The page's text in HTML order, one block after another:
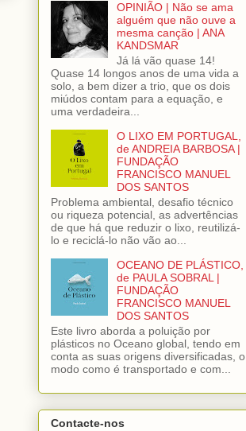
OPINIÃO | Não se ama
alguém que não ouve a
mesma canção | ANA
KANDSMAR
Já lá vão quase 14!
Quase 14 longos anos de uma vida a
solo, a bem dizer a trio, que os dois
miúdos contam para a equação, e
uma verdadeira...
O LIXO EM PORTUGAL,
de ANDREIA BARBOSA |
FUNDAÇÃO
FRANCISCO MANUEL
DOS SANTOS
Problema ambiental, desafio técnico
ou riqueza potencial, as advertências
de que há que reduzir o lixo, reutilizá-
lo e reciclá-lo não vão ao...
OCEANO DE PLÁSTICO,
de PAULA SOBRAL |
FUNDAÇÃO
FRANCISCO MANUEL
DOS SANTOS
Este livro aborda a poluição por
plásticos no Oceano global, tendo em
conta as suas origens diversificadas, o
modo como é transportado e com...
Contacte-nos